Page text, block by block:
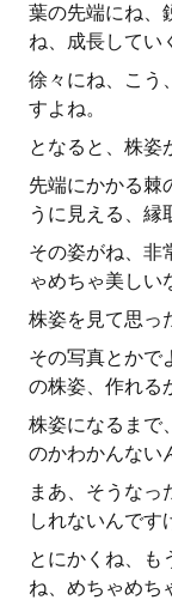
葉の先端にね、
ね、成長してい
徐々にね、こう
すよね。
となると、株姿
先端にかかる棘
うに見える、縁
その姿がね、非
ゃめちゃ美しい
株姿を見て思っ
その写真とかで
の株姿、作れる
株姿になるまで
のかわかんない
まあ、そうなっ
しれないんです
とにかくね、も
ね、めちゃめち